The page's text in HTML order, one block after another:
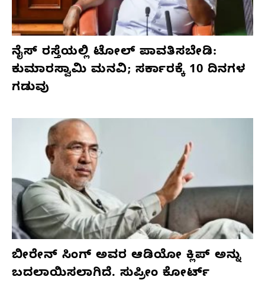
ನೈಸ್ ರಸ್ತೆಯಲ್ಲಿ ಟೋಲ್ ಪಾವತಿಸಬೇಡಿ:
ಕುಮಾರಸ್ವಾಮಿ ಮನವಿ; ಸರ್ಕಾರಕ್ಕೆ 10 ದಿನಗಳ
ಗಡುವು
ಬೀರೇನ್ ಸಿಂಗ್ ಅವರ ಆಡಿಯೋ ಕ್ಲಿಪ್ ಅನ್ನು
ಬದಲಾಯಿಸಲಾಗಿದೆ. ಸುಪ್ರೀಂ ಕೋರ್ಟ್